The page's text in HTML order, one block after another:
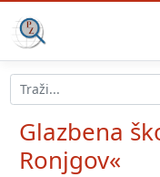
Glazbena
Ronjgov«